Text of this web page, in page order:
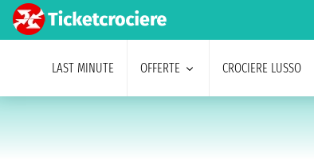
LAST MINUTE OFFERTE CROCIERE LUSSO